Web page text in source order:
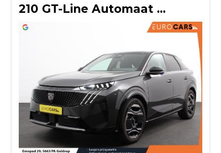
210 GT-Line Automaat Climate control Adaptieve cruise contro